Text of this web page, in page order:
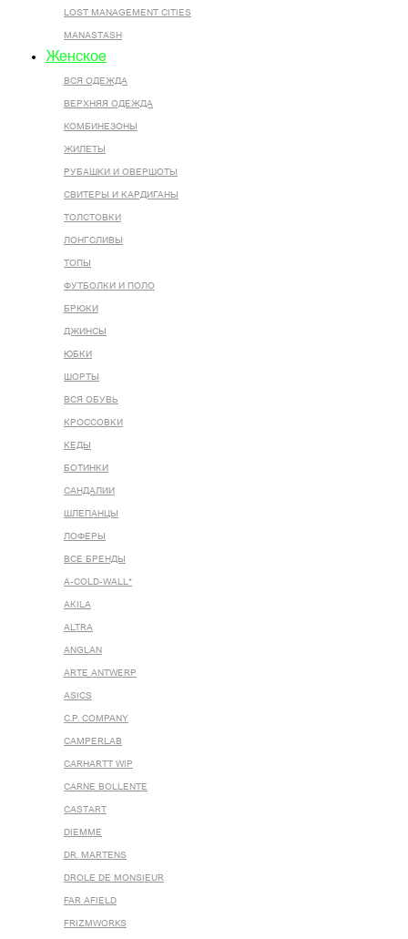
LOST MANAGEMENT CITIES
MANASTASH
Женское
ВСЯ ОДЕЖДА
ВЕРХНЯЯ ОДЕЖДА
КОМБИНЕЗОНЫ
ЖИЛЕТЫ
РУБАШКИ И ОВЕРШОТЫ
СВИТЕРЫ И КАРДИГАНЫ
ТОЛСТОВКИ
ЛОНГСЛИВЫ
ТОПЫ
ФУТБОЛКИ И ПОЛО
БРЮКИ
ДЖИНСЫ
ЮБКИ
ШОРТЫ
ВСЯ ОБУВЬ
КРОССОВКИ
КЕДЫ
БОТИНКИ
САНДАЛИИ
ШЛЕПАНЦЫ
ЛОФЕРЫ
ВСЕ БРЕНДЫ
A-COLD-WALL*
AKILA
ALTRA
ANGLAN
ARTE ANTWERP
ASICS
C.P. COMPANY
CAMPERLAB
CARHARTT WIP
CARNE BOLLENTE
CASTART
DIEMME
DR. MARTENS
DROLE DE MONSIEUR
FAR AFIELD
FRIZMWORKS